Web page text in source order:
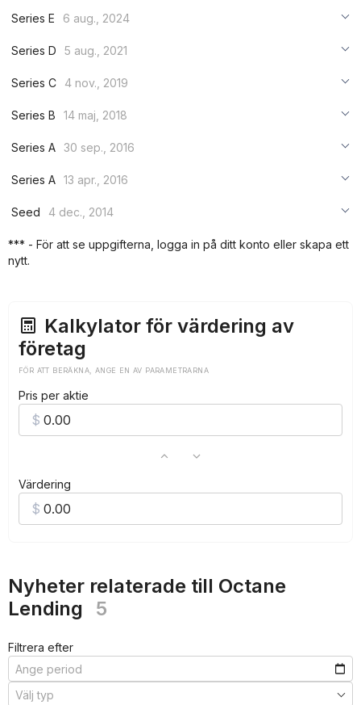
***
Series E
6 aug., 2024
***
Series D
5 aug., 2021
***
Series C
4 nov., 2019
***
Series B
14 maj, 2018
***
Series A 30 sep., 2016
***
Series A 13 apr., 2016
***
Seed
4 dec., 2014
***
*** - För att se uppgifterna, logga in på ditt konto eller skapa ett
nytt.
Kalkylator för värdering av
företag
FÖR ATT BERÄKNA, ANGE EN AV PARAMETRARNA
Pris per aktie
Värdering
Nyheter relaterade till Octane
Lending
5
Filtrera efter